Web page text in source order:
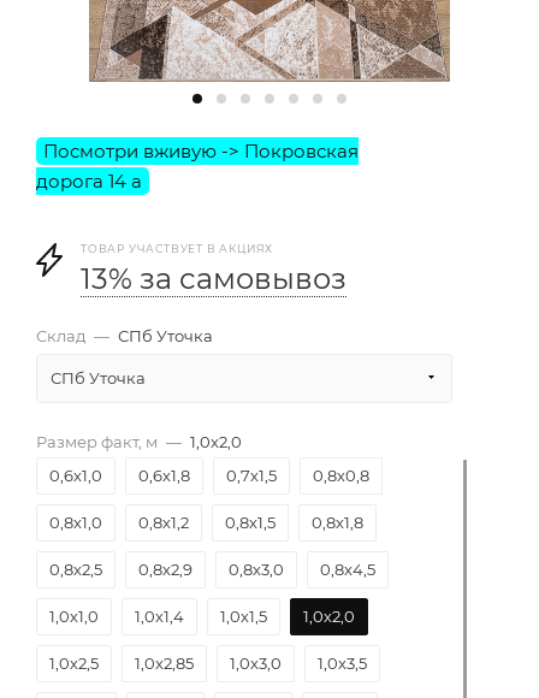
ТОВАР УЧАСТВУЕТ В АКЦИЯХ
13% за самовывоз
Склад — СПб Уточка
СПб Уточка
Размер факт, м — 1,0х2,0
0,6х1,0
0,6х1,8 0,7х1,5 0,8х0,8
0,8х1,0 0,8х1,2 0,8х1,5 0,8х1,8
0,8х2,5 0,8х2,9 0,8х3,0 0,8х4,5
1,0х1,0 1,0х1,4 1,0х1,5 1,0х2,0
1,0х2,5 1,0х2,85 1,0х3,0 1,0х3,5